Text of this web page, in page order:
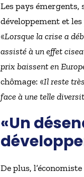
Les pays
développement et les
«Lorsque la crise a
assisté à un effet
prix baissent en
chômage: «Il reste
face à une telle
«Un
De plus,